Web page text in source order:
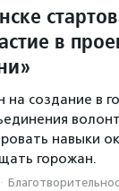
в
на создание в
навыки
горожан.
·